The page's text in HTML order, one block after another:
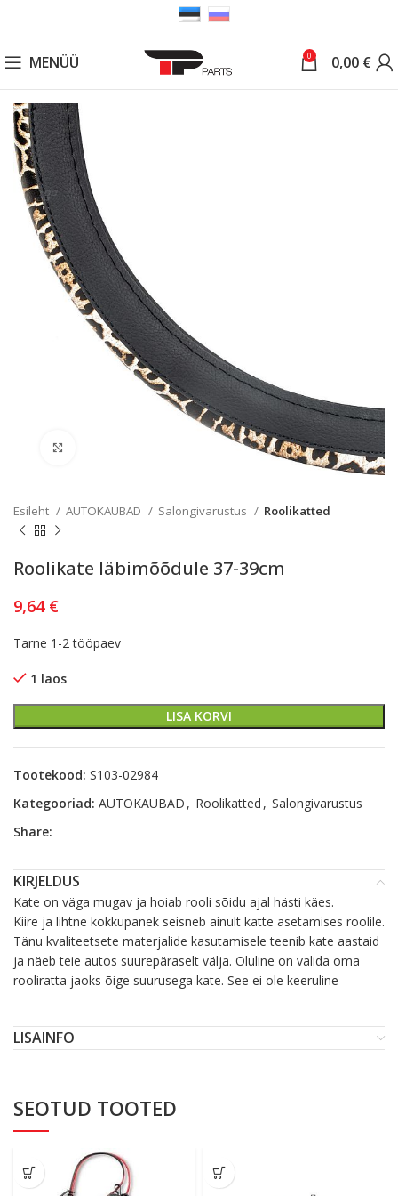
MENÜÜ 0 0,00 €
Esileht AUTOKAUBAD Salongivarustus Roolikatted
Roolikate läbimõõdule 37-39cm
9,64 €
Tarne 1-2 tööpaev
1 laos
LISA KORVI
Tootekood: S103-02984
Kategooriad: AUTOKAUBAD , Roolikatted , Salongivarustus
Share:
KIRJELDUS
Kate on väga mugav ja hoiab rooli sõidu ajal hästi käes.
Kiire ja lihtne kokkupanek seisneb ainult katte asetamises roolile.
Tänu kvaliteetsete materjalide kasutamisele teenib kate aastaid
ja näeb teie autos suurepäraselt välja. Oluline on valida oma
rooliratta jaoks õige suurusega kate. See ei ole keeruline
LISAINFO
SEOTUD TOOTED